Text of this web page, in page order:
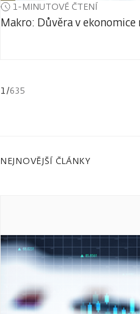
1-MINUTOVÉ ČTENÍ
Makro: Důvěra v
1/635
NEJNOVĚJŠÍ ČLÁNKY